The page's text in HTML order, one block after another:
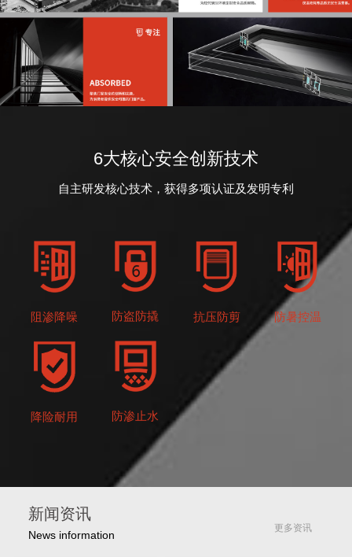
6大核心安全创新技术
自主研发核心技术，获得多项认证及发明专利
阻渗降噪 防盗防撬 抗压防剪 防暑控温
降险耐用 防渗止水
更多资讯
新闻资讯
News information